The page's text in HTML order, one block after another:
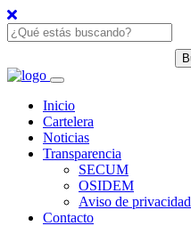
Inicio
Cartelera
Noticias
Transparencia
SECUM
OSIDEM
Aviso de privacidad
Contacto